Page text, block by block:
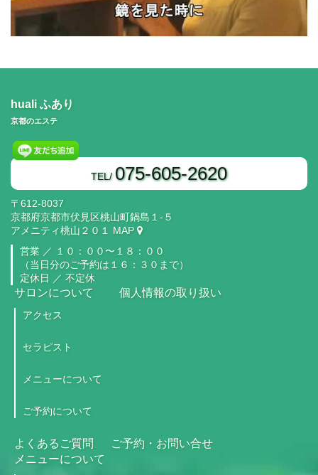
huali ふあり
京都のエステ
TEL/ 075-605-2620
〒612-8037
京都府京都市伏見区桃山町鍋島１‐５
アメニティ桃山２０１
MAP
営業 ／
１０：００〜１８：００
（当日分のご予約は１６：３０まで）
定休日 ／ 不定休
サロンについて
アクセス
セラピスト
メニューについて
ご予約について
個人情報の取り扱い
よくあるご質問
ご予約・お問い合せ
メニューについて